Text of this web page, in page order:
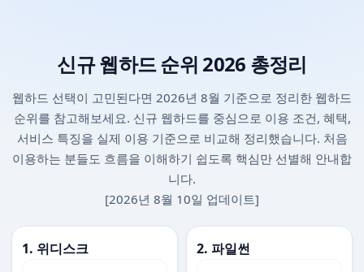
신규 웹하드 순위 2026 총정리
웹하드 선택이 고민된다면 2026년 8월 기준으로 정리한 웹하드
순위를 참고해보세요. 신규 웹하드를 중심으로 이용 조건, 혜택,
서비스 특징을 실제 이용 기준으로 비교해 정리했습니다. 처음
이용하는 분들도 흐름을 이해하기 쉽도록 핵심만 선별해 안내합
니다.
[2026년 8월 10일 업데이트]
1. 위디스크 2. 파일썬